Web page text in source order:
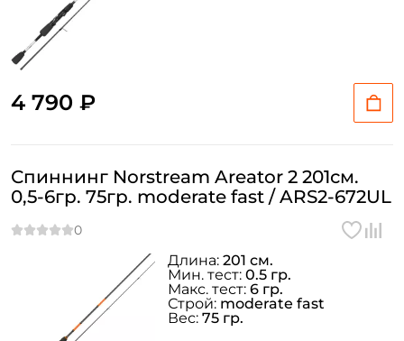
4 790 ₽
Спиннинг Norstream Areator 2 201см.
0,5-6гр. 75гр. moderate fast / ARS2-672UL
Длина: 201 см.
Мин. тест: 0.5 гр.
Макс. тест: 6 гр.
Строй: moderate fast
Вес: 75 гр.